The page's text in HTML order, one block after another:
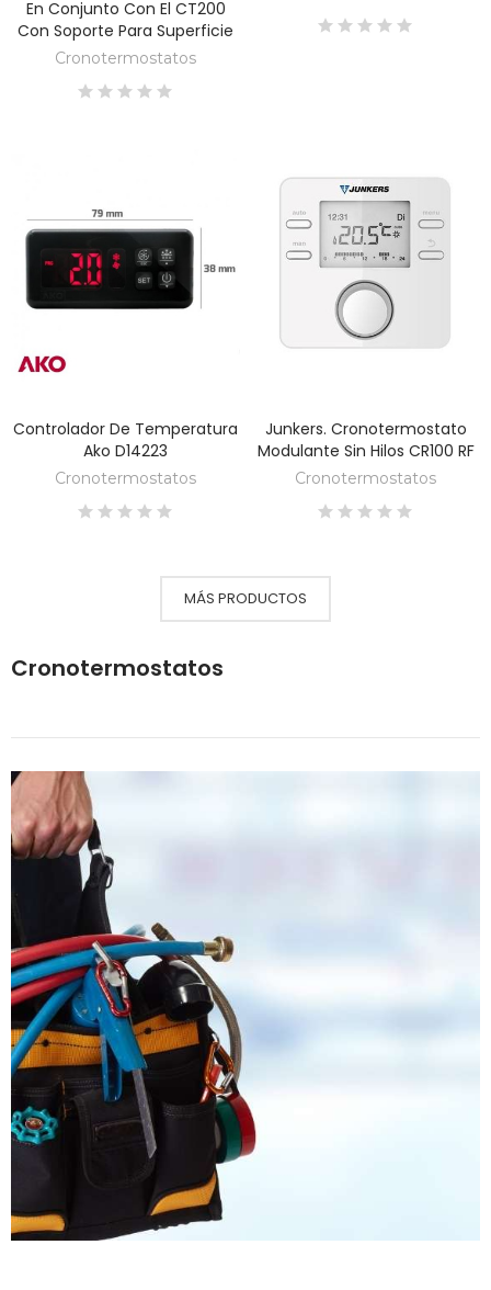
En Conjunto Con El CT200
Con Soporte Para Superficie
Cronotermostatos
DESCUBRE
Controlador De Temperatura
Ako D14223
Cronotermostatos
DESCUBRE
Junkers. Cronotermostato
Modulante Sin Hilos CR100 RF
Cronotermostatos
MÁS PRODUCTOS
Cronotermostatos